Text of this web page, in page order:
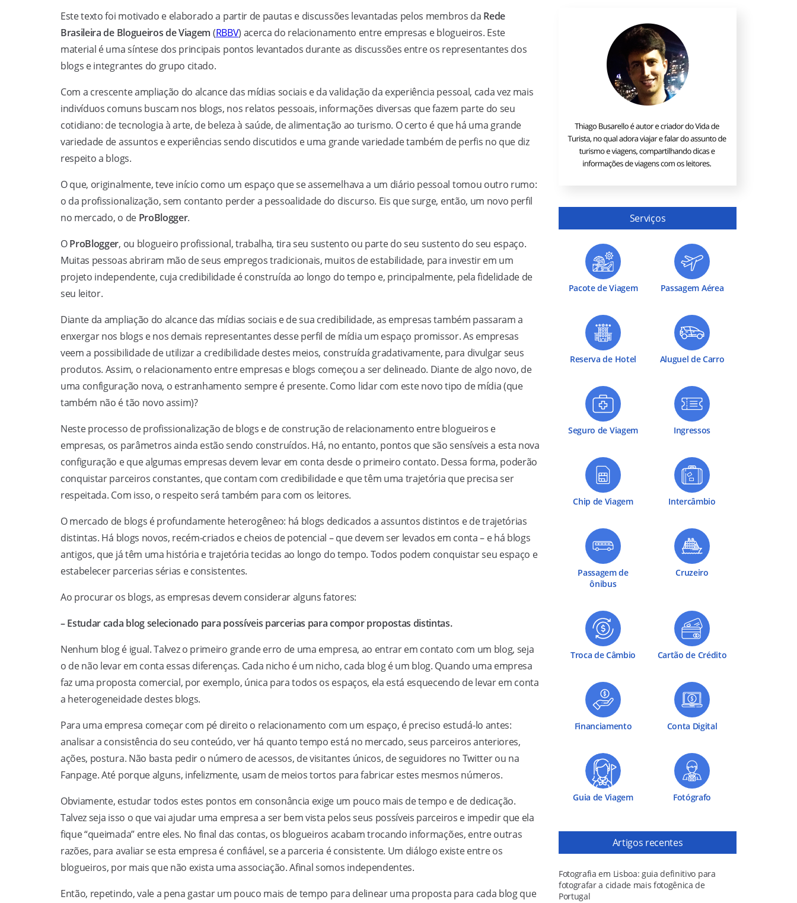
Este texto foi motivado e elaborado a partir de pautas e discussões levantadas pelos membros da Rede
Brasileira de Blogueiros de Viagem (RBBV) acerca do relacionamento entre empresas e blogueiros. Este
material é uma síntese dos principais pontos levantados durante as discussões entre os representantes dos
blogs e integrantes do grupo citado.
Com a crescente ampliação do alcance das mídias sociais e da validação da experiência pessoal, cada vez mais
indivíduos comuns buscam nos blogs, nos relatos pessoais, informações diversas que fazem parte do seu
cotidiano: de tecnologia à arte, de beleza à saúde, de alimentação ao turismo. O certo é que há uma grande
variedade de assuntos e experiências sendo discutidos e uma grande variedade também de perfis no que diz
respeito a blogs.
O que, originalmente, teve início como um espaço que se assemelhava a um diário pessoal tomou outro rumo:
o da profissionalização, sem contanto perder a pessoalidade do discurso. Eis que surge, então, um novo perfil
no mercado, o de ProBlogger.
OProBlogger, ou blogueiro profissional, trabalha, tira seu sustento ou parte do seu sustento do seu espaço.
Muitas pessoas abriram mão de seus empregos tradicionais, muitos de estabilidade, para investir em um
projeto independente, cuja credibilidade é construída ao longo do tempo e, principalmente, pela fidelidade de
seu leitor.
Diante da ampliação do alcance das mídias sociais e de sua credibilidade, as empresas também passaram a
enxergar nos blogs e nos demais representantes desse perfil de mídia um espaço promissor. As empresas
veem a possibilidade de utilizar a credibilidade destes meios, construída gradativamente, para divulgar seus
produtos. Assim, o relacionamento entre empresas e blogs começou a ser delineado. Diante de algo novo, de
uma configuração nova, o estranhamento sempre é presente. Como lidar com este novo tipo de mídia (que
também não é tão novo assim)?
Neste processo de profissionalização de blogs e de construção de relacionamento entre blogueiros e
empresas, os parâmetros ainda estão sendo construídos. Há, no entanto, pontos que são sensíveis a esta nova
configuração e que algumas empresas devem levar em conta desde o primeiro contato. Dessa forma, poderão
conquistar parceiros constantes, que contam com credibilidade e que têm uma trajetória que precisa ser
respeitada. Com isso, o respeito será também para com os leitores.
O mercado de blogs é profundamente heterogêneo: há blogs dedicados a assuntos distintos e de trajetórias
distintas. Há blogs novos, recém-criados e cheios de potencial – que devem ser levados em conta – e há blogs
antigos, que já têm uma história e trajetória tecidas ao longo do tempo. Todos podem conquistar seu espaço e
estabelecer parcerias sérias e consistentes.
Ao procurar os blogs, as empresas devem considerar alguns fatores:
– Estudar cada blog selecionado para possíveis parcerias para compor propostas distintas.
Nenhum blog é igual. Talvez o primeiro grande erro de uma empresa, ao entrar em contato com um blog, seja
o de não levar em conta essas diferenças. Cada nicho é um nicho, cada blog é um blog. Quando uma empresa
faz uma proposta comercial, por exemplo, única para todos os espaços, ela está esquecendo de levar em conta
a heterogeneidade destes blogs.
Para uma empresa começar com pé direito o relacionamento com um espaço, é preciso estudá-lo antes:
analisar a consistência do seu conteúdo, ver há quanto tempo está no mercado, seus parceiros anteriores,
ações, postura. Não basta pedir o número de acessos, de visitantes únicos, de seguidores no Twitter ou na
Fanpage. Até porque alguns, infelizmente, usam de meios tortos para fabricar estes mesmos números.
Obviamente, estudar todos estes pontos em consonância exige um pouco mais de tempo e de dedicação.
Talvez seja isso o que vai ajudar uma empresa a ser bem vista pelos seus possíveis parceiros e impedir que ela
fique “queimada” entre eles. No final das contas, os blogueiros acabam trocando informações, entre outras
razões, para avaliar se esta empresa é confiável, se a parceria é consistente. Um diálogo existe entre os
blogueiros, por mais que não exista uma associação. Afinal somos independentes.
Então, repetindo, vale a pena gastar um pouco mais de tempo para delinear uma proposta para cada blog que
Serviços
Pacote de Viagem Passagem Aérea
Reserva de Hotel Aluguel de Carro
Seguro de Viagem Ingressos
Chip de Viagem Intercâmbio
Passagem de
ônibus
Cruzeiro
Troca de Câmbio Cartão de Crédito
Financiamento Conta Digital
Guia de Viagem Fotógrafo
Artigos recentes
Fotografia em Lisboa: guia definitivo para
fotografar a cidade mais fotogênica de
Portugal